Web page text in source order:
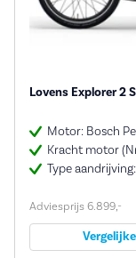
Lovens Explorer 2
Motor: Bosch
Kracht motor
Type
Adviesprijs 6.899,-